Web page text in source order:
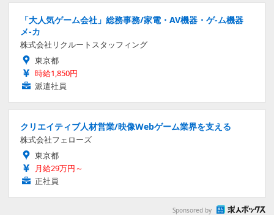
「大人気ゲーム会社」総務事務/家電・AV機器・ゲ-ム機器
メ-カ
株式会社リクルートスタッフィング
東京都
時給1,850円
派遣社員
クリエイティブ人材営業/映像Webゲーム業界を支える
株式会社フェローズ
東京都
月給29万円～
正社員
Sponsored by